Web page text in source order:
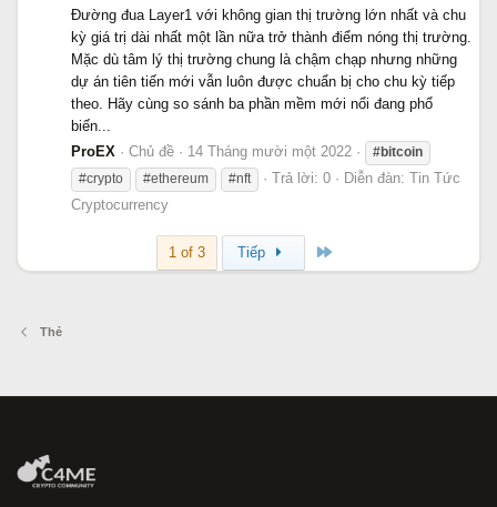
Đường đua Layer1 với không gian thị trường lớn nhất và chu
kỳ giá trị dài nhất một lần nữa trở thành điểm nóng thị trường.
Mặc dù tâm lý thị trường chung là chậm chạp nhưng những
dự án tiên tiến mới vẫn luôn được chuẩn bị cho chu kỳ tiếp
theo. Hãy cùng so sánh ba phần mềm mới nổi đang phổ
biến...
ProEX
Chủ đề 14 Tháng mười một 2022
#bitcoin
#crypto
#ethereum #nft Trả lời: 0 Diễn đàn: Tin Tức
Cryptocurrency
1 of 3 Tiếp
Thẻ